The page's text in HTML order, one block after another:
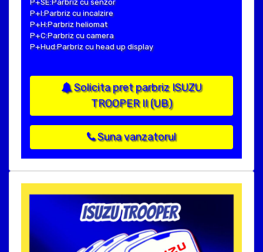
P+SE:Parbriz cu senzor
P+I:Parbriz cu incalzire
P+H:Parbriz heliomat
P+C:Parbriz cu camera
P+Hud:Parbriz cu head up display
Solicita pret parbriz ISUZU
TROOPER II (UB)
Suna vanzatorul